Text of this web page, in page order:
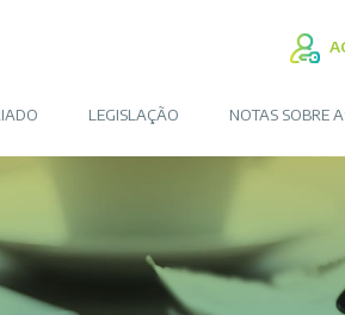
LEGISLAÇÃO NOTAS SOBRE